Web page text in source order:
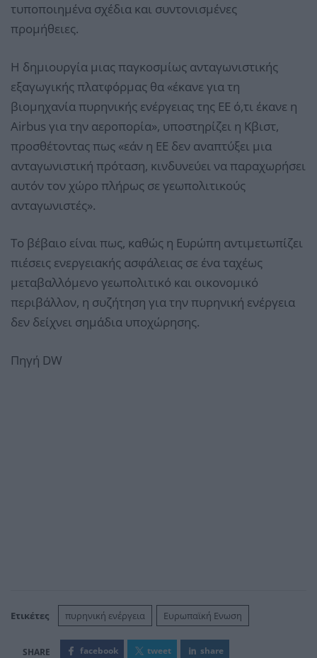
τυποποιημένα σχέδια και συντονισμένες
προμήθειες.
Η δημιουργία μιας παγκοσμίως ανταγωνιστικής
εξαγωγικής πλατφόρμας θα «έκανε για τη
βιομηχανία πυρηνικής ενέργειας της ΕΕ ό,τι έκανε η
Airbus για την αεροπορία», υποστηρίζει η Κβιστ,
προσθέτοντας πως «εάν η ΕΕ δεν αναπτύξει μια
ανταγωνιστική πρόταση, κινδυνεύει να παραχωρήσει
αυτόν τον χώρο πλήρως σε γεωπολιτικούς
ανταγωνιστές».
Το βέβαιο είναι πως, καθώς η Ευρώπη αντιμετωπίζει
πιέσεις ενεργειακής ασφάλειας σε ένα ταχέως
μεταβαλλόμενο γεωπολιτικό και οικονομικό
περιβάλλον, η συζήτηση για την πυρηνική ενέργεια
δεν δείχνει σημάδια υποχώρησης.
Πηγή DW
Ετικέτες πυρηνική ενέργεια Ευρωπαϊκή Ενωση
facebook tweet share